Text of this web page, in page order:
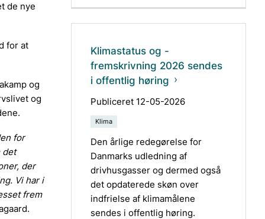
de nye
for at
og
og
for
det
der
Vi har i
frem
Klimastatus og -
fremskrivning 2026 sendes
i offentlig høring
Publiceret 12-05-2026
Klima
Den årlige redegørelse for
Danmarks udledning af
drivhusgasser og dermed også
det opdaterede skøn over
indfrielse af klimamålene
sendes i offentlig høring.